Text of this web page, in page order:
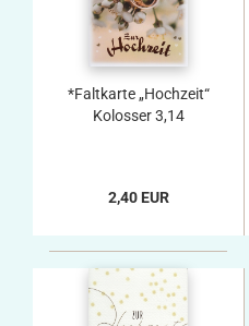
*Faltkarte „Hochzeit“
Kolosser 3,14
2,40 EUR